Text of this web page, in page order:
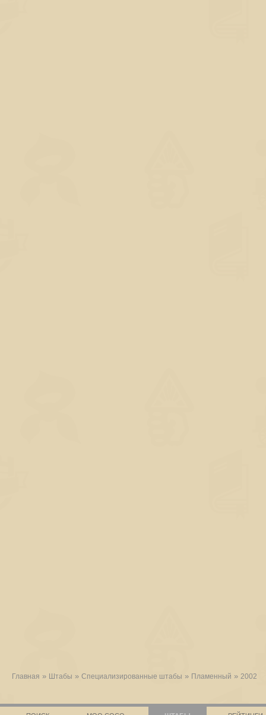
Главная » Штабы » Специализированные штабы » Пламенный » 2002